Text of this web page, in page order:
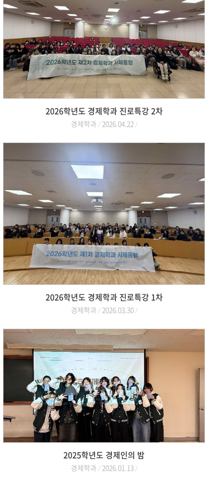
2026학년도 경제학과 진로특강 2차
경제학과 2026.04.22
2026학년도 경제학과 진로특강 1차
경제학과 2026.03.30
2025학년도 경제인의 밤
경제학과 2026.01.13